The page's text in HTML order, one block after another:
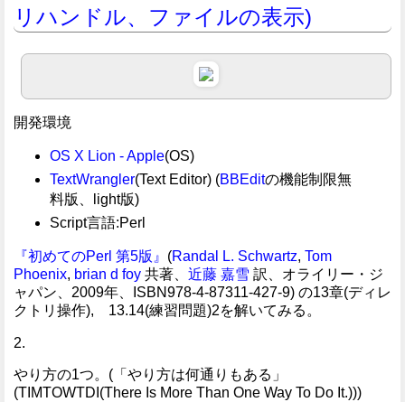
リハンドル、ファイルの表示)
開発環境
OS X Lion - Apple(OS)
TextWrangler(Text Editor) (BBEditの機能制限無
料版、light版)
Script言語:Perl
『初めてのPerl 第5版』 (Randal L. Schwartz, Tom
Phoenix, brian d foy 共著、 近藤 嘉雪 訳、オライリー・ジ
ャパン、2009年、ISBN978-4-87311-427-9) の13章(ディレ
クトリ操作), 13.14(練習問題)2を解いてみる。
2.
やり方の1つ。(「やり方は何通りもある」
(TIMTOWTDI(There Is More Than One Way To Do It.)))